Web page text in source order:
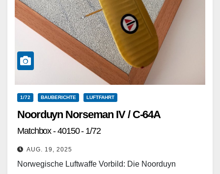
1/72 BAUBERICHTE LUFTFAHRT
Noorduyn Norseman IV / C-64A
Matchbox - 40150 - 1/72
AUG. 19, 2025
Norwegische Luftwaffe Vorbild: Die Noorduyn